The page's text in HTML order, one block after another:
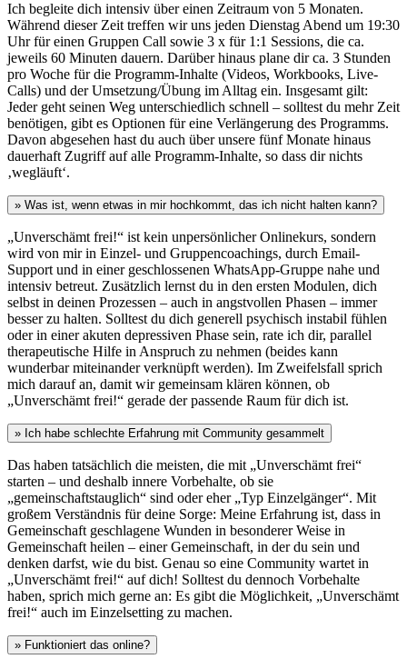
Ich begleite dich intensiv über einen Zeitraum von 5 Monaten.
Während dieser Zeit treffen wir uns jeden Dienstag Abend um 19:30
Uhr für einen Gruppen Call sowie 3 x für 1:1 Sessions, die ca.
jeweils 60 Minuten dauern. Darüber hinaus plane dir ca. 3 Stunden
pro Woche für die Programm-Inhalte (Videos, Workbooks, Live-
Calls) und der Umsetzung/Übung im Alltag ein. Insgesamt gilt:
Jeder geht seinen Weg unterschiedlich schnell – solltest du mehr Zeit
benötigen, gibt es Optionen für eine Verlängerung des Programms.
Davon abgesehen hast du auch über unsere fünf Monate hinaus
dauerhaft Zugriff auf alle Programm-Inhalte, so dass dir nichts
‚wegläuft‘.
» Was ist, wenn etwas in mir hochkommt, das ich nicht halten kann?
„Unverschämt frei!“ ist kein unpersönlicher Onlinekurs, sondern
wird von mir in Einzel- und Gruppencoachings, durch Email-
Support und in einer geschlossenen WhatsApp-Gruppe nahe und
intensiv betreut. Zusätzlich lernst du in den ersten Modulen, dich
selbst in deinen Prozessen – auch in angstvollen Phasen – immer
besser zu halten. Solltest du dich generell psychisch instabil fühlen
oder in einer akuten depressiven Phase sein, rate ich dir, parallel
therapeutische Hilfe in Anspruch zu nehmen (beides kann
wunderbar miteinander verknüpft werden). Im Zweifelsfall sprich
mich darauf an, damit wir gemeinsam klären können, ob
„Unverschämt frei!“ gerade der passende Raum für dich ist.
» Ich habe schlechte Erfahrung mit Community gesammelt
Das haben tatsächlich die meisten, die mit „Unverschämt frei“
starten – und deshalb innere Vorbehalte, ob sie
„gemeinschaftstauglich“ sind oder eher „Typ Einzelgänger“. Mit
großem Verständnis für deine Sorge: Meine Erfahrung ist, dass in
Gemeinschaft geschlagene Wunden in besonderer Weise in
Gemeinschaft heilen – einer Gemeinschaft, in der du sein und
denken darfst, wie du bist. Genau so eine Community wartet in
„Unverschämt frei!“ auf dich! Solltest du dennoch Vorbehalte
haben, sprich mich gerne an: Es gibt die Möglichkeit, „Unverschämt
frei!“ auch im Einzelsetting zu machen.
» Funktioniert das online?